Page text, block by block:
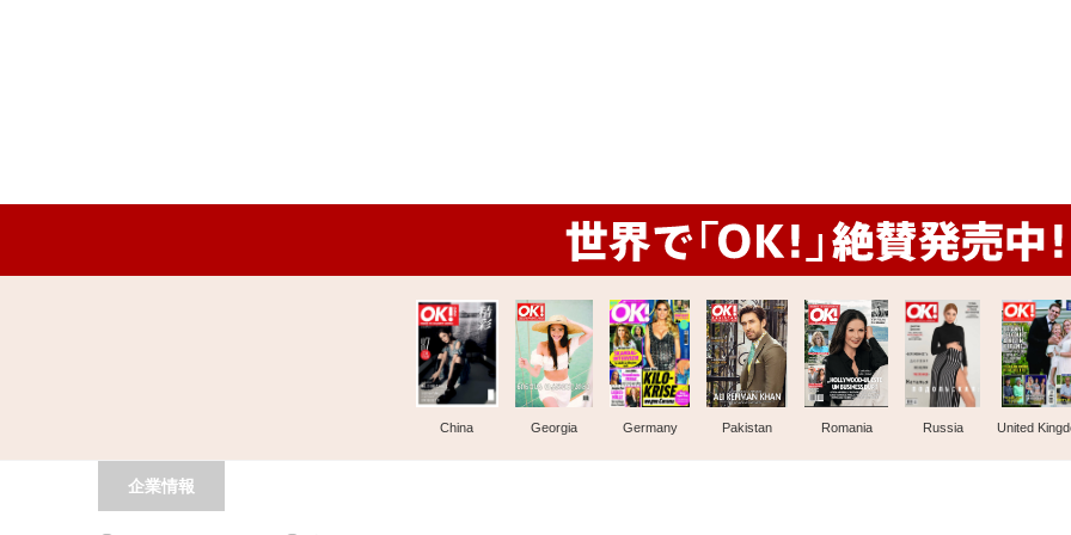
China Georgia Germany Pakistan Romania Russia United
企業情報